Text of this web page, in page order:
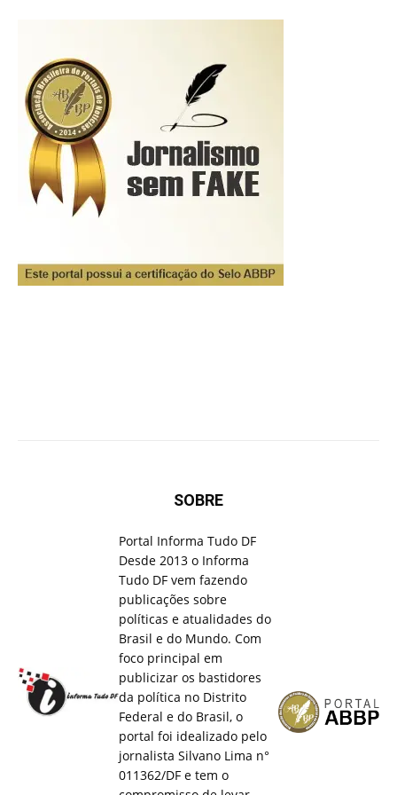
SOBRE
Portal Informa Tudo DF
Desde 2013 o Informa
Tudo DF vem fazendo
publicações sobre
políticas e atualidades do
Brasil e do Mundo. Com
foco principal em
publicizar os bastidores
da política no Distrito
Federal e do Brasil, o
portal foi idealizado pelo
jornalista Silvano Lima n°
011362/DF e tem o